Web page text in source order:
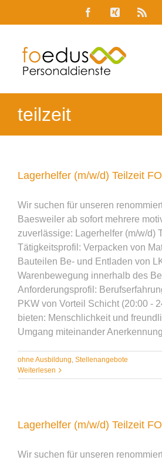
FacebookXing
teilzeit
Lagerhelfer (m/w/d) Teilzeit
Wir suchen für unseren
Baesweiler ab sofort mehrere
zuverlässige: Lagerhelfer (m/w/d)
Tätigkeitsprofil: Verpacken von
Bauteilen Be- und Entladen von
Warenbewegung innerhalb des
Anforderungsprofil:
PKW von Vorteil Schicht (20:00 -
bieten: Menschlichkeit und
Umgang miteinander
ohne Ausbildung, Stellenangebote
Weiterlesen
Lagerhelfer (m/w/d) Teilzeit
Wir suchen für unseren